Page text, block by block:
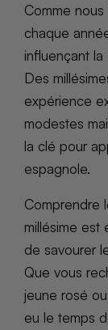
Comme nous
chaque
influençant
Des
expérience
modestes
la clé pour
espagnole.
Comprendre
millésime est
de savourer
Que vous
jeune rosé
eu le temps